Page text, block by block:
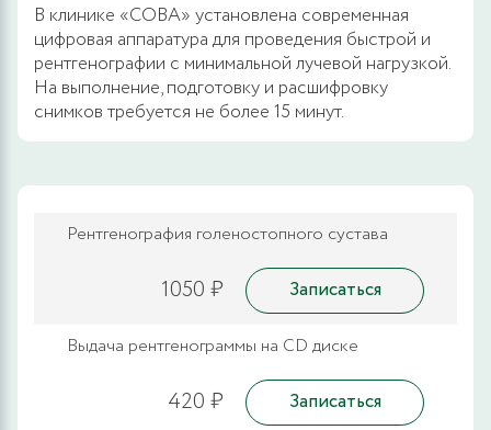
В клинике «СОВА» установлена современная
цифровая аппаратура для проведения быстрой и
рентгенографии с минимальной лучевой нагрузкой.
На выполнение, подготовку и расшифровку
снимков требуется не более 15 минут.
Рентгенография голеностопного сустава
1050 ₽ Записаться
Выдача рентгенограммы на CD диске
420 ₽ Записаться